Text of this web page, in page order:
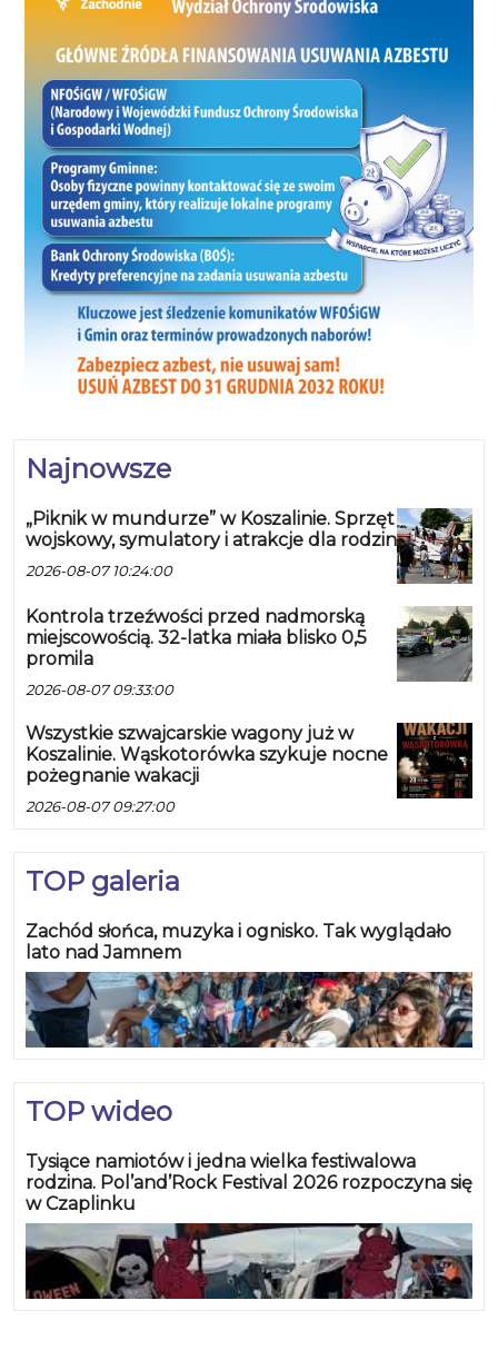
Najnowsze
„Piknik w mundurze” w Koszalinie. Sprzęt
wojskowy, symulatory i atrakcje dla rodzin
2026-08-07 10:24:00
Kontrola trzeźwości przed nadmorską
miejscowością. 32-latka miała blisko 0,5
promila
2026-08-07 09:33:00
Wszystkie szwajcarskie wagony już w
Koszalinie. Wąskotorówka szykuje nocne
pożegnanie wakacji
2026-08-07 09:27:00
TOP galeria
Zachód słońca, muzyka i ognisko. Tak wyglądało
lato nad Jamnem
TOP wideo
Tysiące namiotów i jedna wielka festiwalowa
rodzina. Pol’and’Rock Festival 2026 rozpoczyna się
w Czaplinku